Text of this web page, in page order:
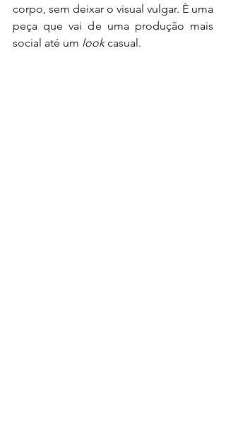
corpo, sem deixar o visual vulgar. È uma
peça que vai de uma produção mais
social até um look casual.